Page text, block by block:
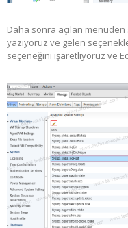
Daha sonra açılan
yazıyoruz ve gelen
seçeneğini işaretliyoruz ve